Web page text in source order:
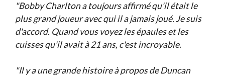
"Bobby Charlton a toujours affirmé qu'il était le
plus grand joueur avec qui il a jamais joué. Je suis
d'accord. Quand vous voyez les épaules et les
cuisses qu'il avait à 21 ans, c'est incroyable.
"Il y a une grande histoire à propos de Duncan